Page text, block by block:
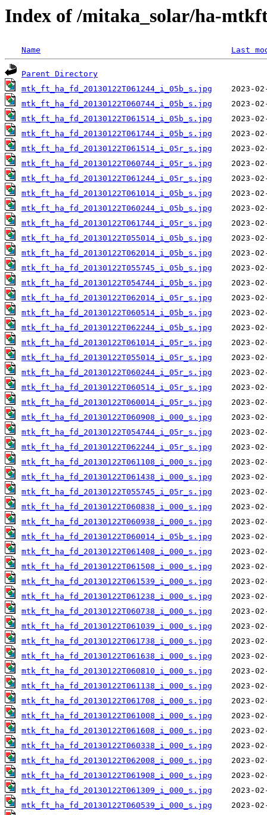
Index of /mitaka_solar/ha-
Name Last
Parent Directory
mtk_ft_ha_fd_20130122T061244_i_05b_s.jpg
mtk_ft_ha_fd_20130122T060744_i_05b_s.jpg
mtk_ft_ha_fd_20130122T061514_i_05b_s.jpg
mtk_ft_ha_fd_20130122T061744_i_05b_s.jpg
mtk_ft_ha_fd_20130122T061514_i_05r_s.jpg
mtk_ft_ha_fd_20130122T060744_i_05r_s.jpg
mtk_ft_ha_fd_20130122T061244_i_05r_s.jpg
mtk_ft_ha_fd_20130122T061014_i_05b_s.jpg
mtk_ft_ha_fd_20130122T060244_i_05b_s.jpg
mtk_ft_ha_fd_20130122T061744_i_05r_s.jpg
mtk_ft_ha_fd_20130122T055014_i_05b_s.jpg
mtk_ft_ha_fd_20130122T062014_i_05b_s.jpg
mtk_ft_ha_fd_20130122T055745_i_05b_s.jpg
mtk_ft_ha_fd_20130122T054744_i_05b_s.jpg
mtk_ft_ha_fd_20130122T062014_i_05r_s.jpg
mtk_ft_ha_fd_20130122T060514_i_05b_s.jpg
mtk_ft_ha_fd_20130122T062244_i_05b_s.jpg
mtk_ft_ha_fd_20130122T061014_i_05r_s.jpg
mtk_ft_ha_fd_20130122T055014_i_05r_s.jpg
mtk_ft_ha_fd_20130122T060244_i_05r_s.jpg
mtk_ft_ha_fd_20130122T060514_i_05r_s.jpg
mtk_ft_ha_fd_20130122T060014_i_05r_s.jpg
mtk_ft_ha_fd_20130122T060908_i_000_s.jpg
mtk_ft_ha_fd_20130122T054744_i_05r_s.jpg
mtk_ft_ha_fd_20130122T062244_i_05r_s.jpg
mtk_ft_ha_fd_20130122T061108_i_000_s.jpg
mtk_ft_ha_fd_20130122T061438_i_000_s.jpg
mtk_ft_ha_fd_20130122T055745_i_05r_s.jpg
mtk_ft_ha_fd_20130122T060838_i_000_s.jpg
mtk_ft_ha_fd_20130122T060938_i_000_s.jpg
mtk_ft_ha_fd_20130122T060014_i_05b_s.jpg
mtk_ft_ha_fd_20130122T061408_i_000_s.jpg
mtk_ft_ha_fd_20130122T061508_i_000_s.jpg
mtk_ft_ha_fd_20130122T061539_i_000_s.jpg
mtk_ft_ha_fd_20130122T061238_i_000_s.jpg
mtk_ft_ha_fd_20130122T060738_i_000_s.jpg
mtk_ft_ha_fd_20130122T061039_i_000_s.jpg
mtk_ft_ha_fd_20130122T061738_i_000_s.jpg
mtk_ft_ha_fd_20130122T061638_i_000_s.jpg
mtk_ft_ha_fd_20130122T060810_i_000_s.jpg
mtk_ft_ha_fd_20130122T061138_i_000_s.jpg
mtk_ft_ha_fd_20130122T061708_i_000_s.jpg
mtk_ft_ha_fd_20130122T061008_i_000_s.jpg
mtk_ft_ha_fd_20130122T061608_i_000_s.jpg
mtk_ft_ha_fd_20130122T060338_i_000_s.jpg
mtk_ft_ha_fd_20130122T062008_i_000_s.jpg
mtk_ft_ha_fd_20130122T061908_i_000_s.jpg
mtk_ft_ha_fd_20130122T061309_i_000_s.jpg
mtk_ft_ha_fd_20130122T060539_i_000_s.jpg